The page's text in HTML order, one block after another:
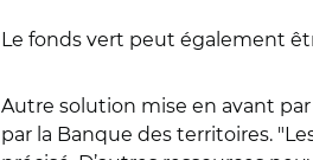
Le fonds vert peut également
Autre solution mise en avant
par la Banque des territoires.